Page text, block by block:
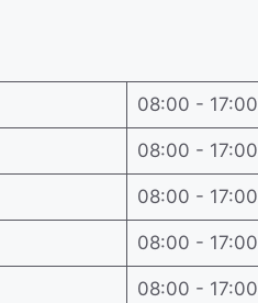
08:00 - 17:00
08:00 - 17:00
08:00 - 17:00
08:00 - 17:00
08:00 - 17:00